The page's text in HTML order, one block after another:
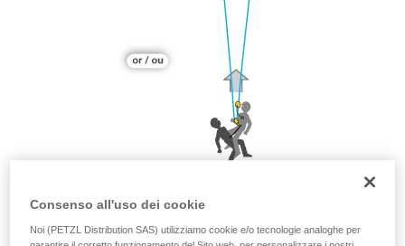
Consenso all'uso dei cookie
Noi (PETZL Distribution SAS) utilizziamo cookie e/o tecnologie analoghe per